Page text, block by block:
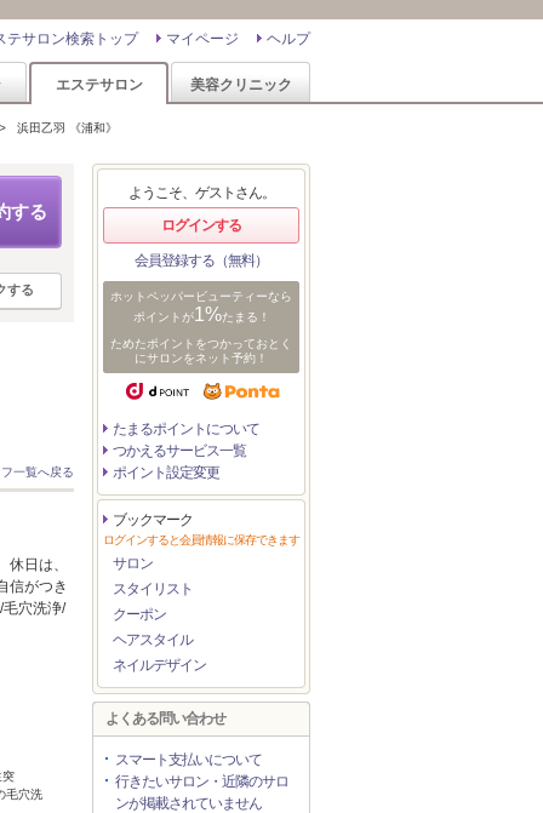
ヘルプ
マイページ
テサロン検索トップ
エステサロン 美容クリニック
浜田乙羽 《浦和》
する
する
一覧へ戻る
日は、
信がつき
穴洗浄/
突
毛穴洗
ようこそ、ゲストさん。
ログインする
会員登録する（無料）
ホットペッパービューティーなら
ポイントが1%たまる！
ためたポイントをつかっておとく
にサロンをネット予約！
たまるポイントについて
つかえるサービス一覧
ポイント設定変更
ブックマーク
ログインすると会員情報に保存できます
サロン
スタイリスト
クーポン
ヘアスタイル
ネイルデザイン
よくある問い合わせ
スマート支払いについて
行きたいサロン・近隣のサロ
ンが掲載されていません